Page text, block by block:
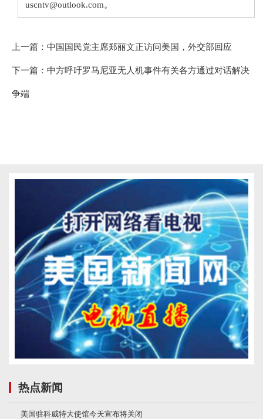
uscntv@outlook.com。
上一篇： 中国国民党主席郑丽文正访问美国，外交部回应
下一篇： 中方呼吁罗马尼亚无人机事件有关各方通过对话解决
争端
热点新闻
美国驻科威特大使馆今天宣布将关闭